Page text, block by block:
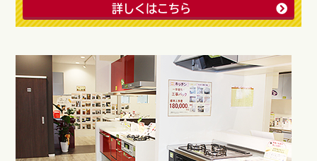
詳しくはこちら